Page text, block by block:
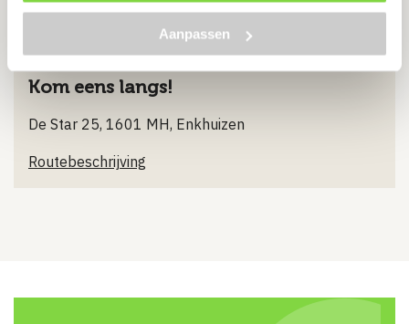
Aanpassen
Kom eens langs!
De Star 25, 1601 MH, Enkhuizen
Routebeschrijving